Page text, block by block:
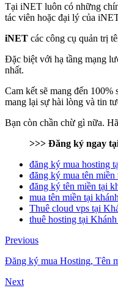
Tại iNET luôn có những
tác viên hoặc đại lý của
iNET các công cụ quản trị
Đặc biệt với hạ tầng mạng
nhất.
Cam kết sẽ mang đến
mang lại sự hài lòng và tin
Bạn còn chần chừ gì nữa.
>>> Đăng ký ngay
đăng ký mua hosting
đăng ký mua tên
đăng ký tên miền tại
mua tên miền tại
Thuê cloud vps tại
thuê hosting tại
Previous
Đăng ký mua Hosting, Tên
Next